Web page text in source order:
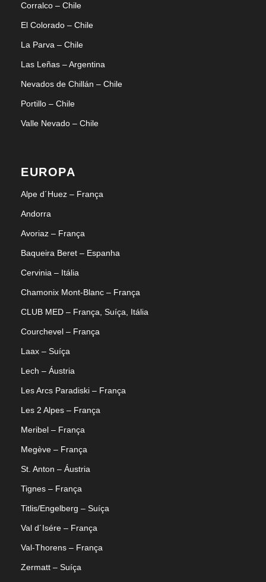
Corralco – Chile
El Colorado – Chile
La Parva – Chile
Las Leñas – Argentina
Nevados de Chillán – Chile
Portillo – Chile
Valle Nevado – Chile
EUROPA
Alpe d´Huez – França
Andorra
Avoriaz – França
Baqueira Beret – Espanha
Cervinia – Itália
Chamonix Mont-Blanc – França
CLUB MED – França, Suíça, Itália
Courchevel – França
Laax – Suíça
Lech – Áustria
Les Arcs Paradiski – França
Les 2 Alpes – França
Meribel – França
Megève – França
St. Anton – Áustria
Tignes – França
Titlis/Engelberg – Suíça
Val d´Isére – França
Val-Thorens – França
Zermatt – Suíça